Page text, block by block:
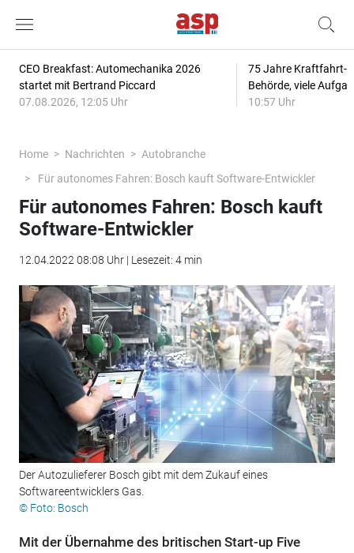
CEO Breakfast: Automechanika 2026
startet mit Bertrand Piccard
07.08.2026, 12:05 Uhr
75 Jahre Kraftfahrt-
Behörde, viele
10:57 Uhr
Home Nachrichten
Autobranche
Für autonomes Fahren: Bosch kauft Software-Entwickler
Für autonomes Fahren: Bosch kauft
Software-Entwickler
12.04.2022 08:08 Uhr | Lesezeit: 4 min
Der Autozulieferer Bosch gibt mit dem Zukauf eines
Softwareentwicklers Gas.
© Foto: Bosch
Mit der Übernahme des britischen Start-up Five